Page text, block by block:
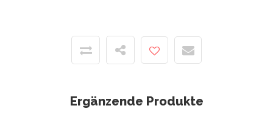
Ergänzende Produkte